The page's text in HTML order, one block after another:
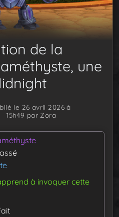
de la
une
le 26 avril 2026 à
15h49 par Zora
à invoquer cette